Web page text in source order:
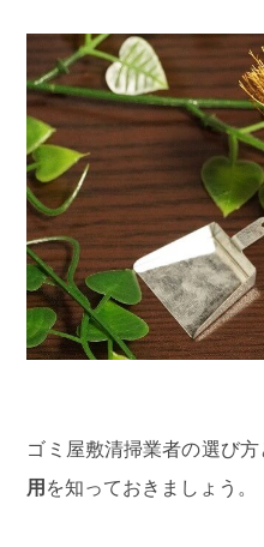
ゴミ屋敷清掃業者の選び
用 を知っておきましょう。